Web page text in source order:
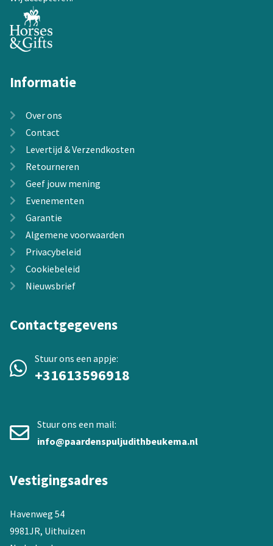
Informatie
Over ons
Contact
Levertijd & Verzendkosten
Retourneren
Geef jouw mening
Evenementen
Garantie
Algemene voorwaarden
Privacybeleid
Cookiebeleid
Nieuwsbrief
Contactgegevens
Stuur ons een appje:
+31613596918
Stuur ons een mail:
info@paardenspuljudithbeukema.nl
Vestigingsadres
Havenweg 54
9981JR, Uithuizen